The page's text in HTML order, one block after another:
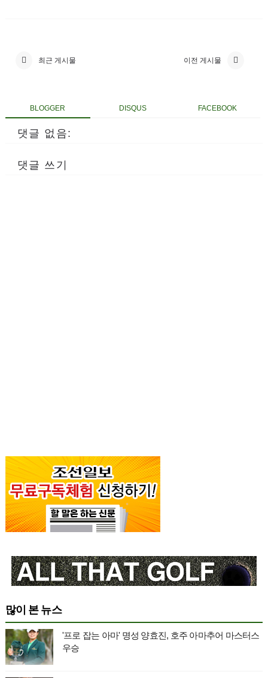
최근 게시물 이전 게시물
BLOGGER DISQUS FACEBOOK
댓글 없음:
댓글 쓰기
많이 본 뉴스
'프로 잡는 아마' 명성 양효진, 호주 아마추어 마스터스
우승